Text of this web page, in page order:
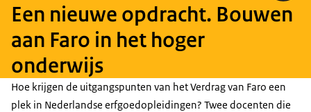
Een nieuwe opdracht. Bouwen
aan Faro in het hoger
onderwijs
Hoe krijgen de uitgangspunten van het Verdrag van Faro een
plek in Nederlandse erfgoedopleidingen? Twee docenten die